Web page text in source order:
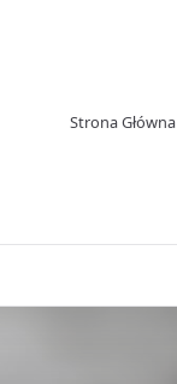
Strona Główna